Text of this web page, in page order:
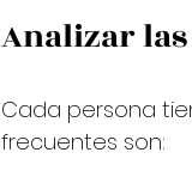
Analizar
Cada persona
frecuentes son: